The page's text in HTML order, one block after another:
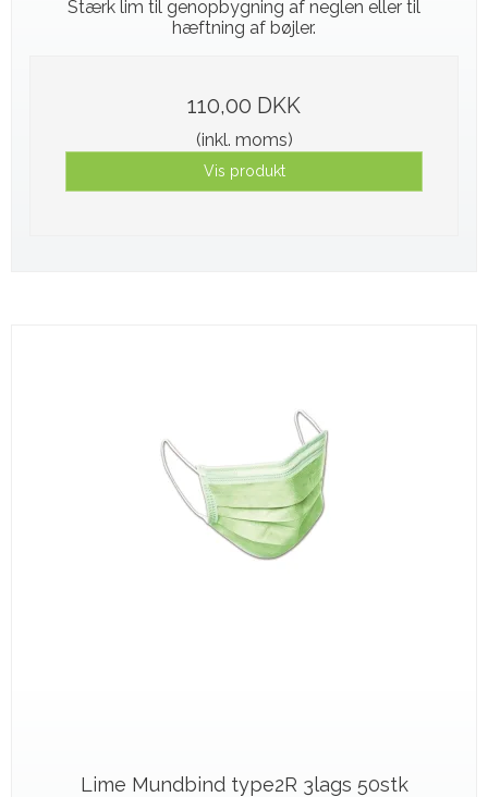
Stærk lim til genopbygning af neglen eller til
hæftning af bøjler.
110,00 DKK
(inkl. moms)
Vis produkt
Lime Mundbind type2R 3lags 50stk